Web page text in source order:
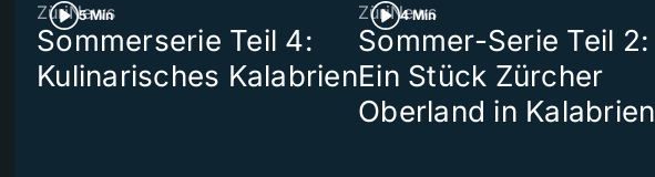
5 Min
ZüriNews
Sommerserie Teil 4:
Kulinarisches Kalabrien
4 Min
ZüriNews
Sommer-Serie Teil 2:
Ein Stück Zürcher
Oberland in Kalabrien